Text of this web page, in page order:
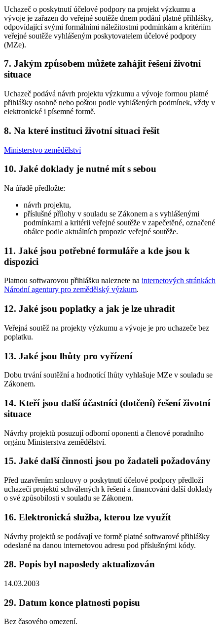
Uchazeč o poskytnutí účelové podpory na projekt výzkumu a
vývoje je zařazen do veřejné soutěže dnem podání platné přihlášky,
odpovídající svými formálními náležitostmi podmínkám a kritériím
veřejné soutěže vyhlášeným poskytovatelem účelové podpory
(MZe).
7. Jakým způsobem můžete zahájit řešení životní
situace
Uchazeč podává návrh projektu výzkumu a vývoje formou platné
přihlášky osobně nebo poštou podle vyhlášených podmínek, vždy v
elektronické i písemné formě.
8. Na které instituci životní situaci řešit
Ministerstvo zemědělství
10. Jaké doklady je nutné mít s sebou
Na úřadě předložte:
návrh projektu,
příslušné přílohy v souladu se Zákonem a s vyhlášenými
podmínkami a kritérii veřejné soutěže v zapečetěné, označené
obálce podle aktuálních propozic veřejné soutěže.
11. Jaké jsou potřebné formuláře a kde jsou k
dispozici
Platnou softwarovou přihlášku naleznete na internetových stránkách
Národní agentury pro zemědělský výzkum.
12. Jaké jsou poplatky a jak je lze uhradit
Veřejná soutěž na projekty výzkumu a vývoje je pro uchazeče bez
poplatku.
13. Jaké jsou lhůty pro vyřízení
Dobu trvání soutěžní a hodnotící lhůty vyhlašuje MZe v souladu se
Zákonem.
14. Kteří jsou další účastníci (dotčení) řešení životní
situace
Návrhy projektů posuzují odborní oponenti a členové poradního
orgánu Ministerstva zemědělství.
15. Jaké další činnosti jsou po žadateli požadovány
Před uzavřením smlouvy o poskytnutí účelové podpory předloží
uchazeči projektů schválených k řešení a financování další doklady
o své způsobilosti v souladu se Zákonem.
16. Elektronická služba, kterou lze využít
Návrhy projektů se podávají ve formě platné softwarové přihlášky
odeslané na danou internetovou adresu pod příslušnými kódy.
28. Popis byl naposledy aktualizován
14.03.2003
29. Datum konce platnosti popisu
Bez časového omezení.